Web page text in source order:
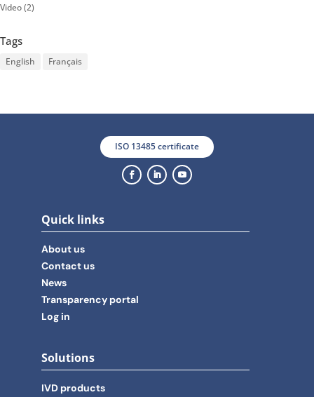
Video(2)
Tags
English Français
ISO 13485 certificate
Quick links
About us
Contact us
News
Transparency portal
Log in
Solutions
IVD products